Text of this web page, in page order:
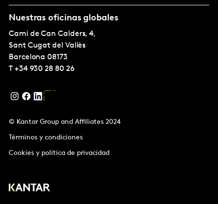
Nuestras oficinas globales
Camí de Can Calders, 4,
Sant Cugat del Vallès
Barcelona 08173
T +34 930 28 80 26
© Kantar Group and Affiliates 2024
Términos y condiciones
Cookies y política de privacidad